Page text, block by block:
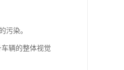
污染。
辆的整体视觉